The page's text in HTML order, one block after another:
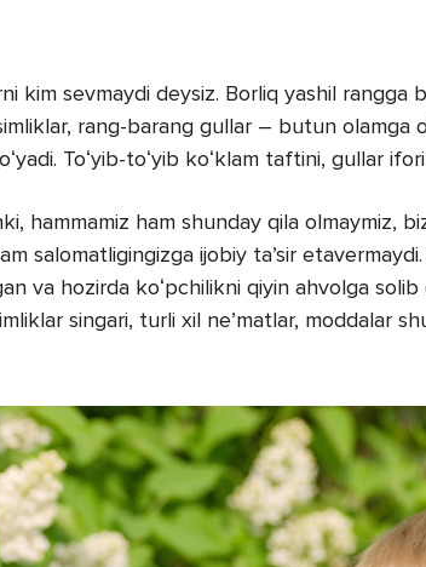
kim sevmaydi deysiz. Borliq yashil rangga
rang-barang gullar – butun olamga
Toʻyib-toʻyib koʻklam taftini, gullar
hammamiz ham shunday qila olmaymiz,
salomatligingizga ijobiy taʼsir
va hozirda koʻpchilikni qiyin ahvolga
singari, turli xil neʼmatlar, moddalar